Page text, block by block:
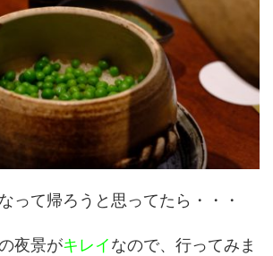
って帰ろうと思ってたら・・・
夜景がキレイなので、行ってみま